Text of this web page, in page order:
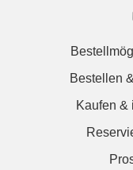
Bestellen
Kaufen &